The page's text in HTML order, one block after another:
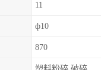
11
ф10
870